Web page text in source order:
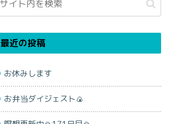
最近の投稿
お休みします
お弁当ダイジェスト🍙